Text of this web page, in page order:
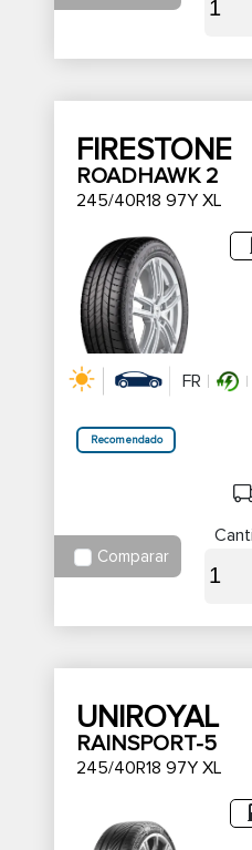
FIRESTONE
ROADHAWK 2
245/40R18 97Y XL
FR
Recomendado
Comparar
UNIROYAL
RAINSPORT-5
245/40R18 97Y XL